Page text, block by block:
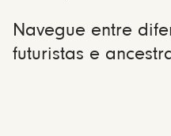
Navegue entre
futuristas e